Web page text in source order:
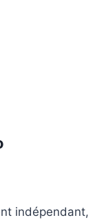
indépendant,